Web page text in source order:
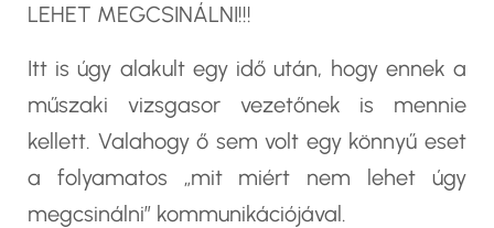
LEHET MEGCSINÁLNI!!!
Itt is úgy alakult egy idő után, hogy ennek a
műszaki vizsgasor vezetőnek is mennie
kellett. Valahogy ő sem volt egy könnyű eset
a folyamatos „mit miért nem lehet úgy
megcsinálni” kommunikációjával.